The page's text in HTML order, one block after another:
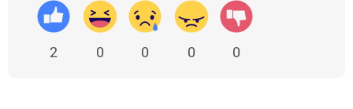
2 0 0 0 0